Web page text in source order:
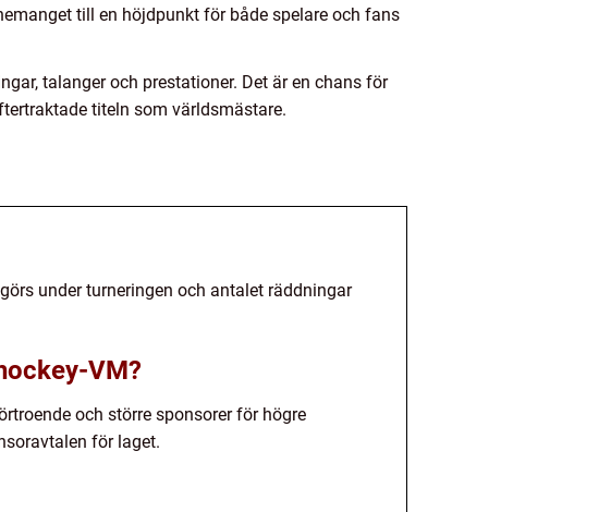
till en höjdpunkt för både spelare och fans
talanger och prestationer. Det är en chans för
titeln som världsmästare.
under turneringen och antalet räddningar
VM?
och större sponsorer för högre
för laget.